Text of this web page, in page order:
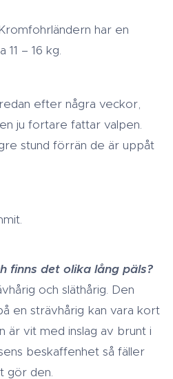
har en
– 16 kg.
efter några veckor,
ju fortare fattar valpen.
stund förrän de är uppåt
finns det olika lång päls?
och släthårig. Den
en strävhårig kan vara kort
är vit med inslag av brunt i
beskaffenhet så fäller
gör den.